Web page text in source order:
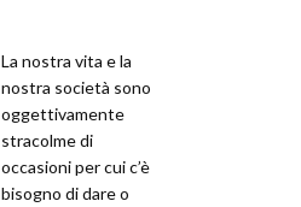
La nostra vita e la
nostra società sono
oggettivamente
stracolme di
occasioni per cui c’è
bisogno di dare o